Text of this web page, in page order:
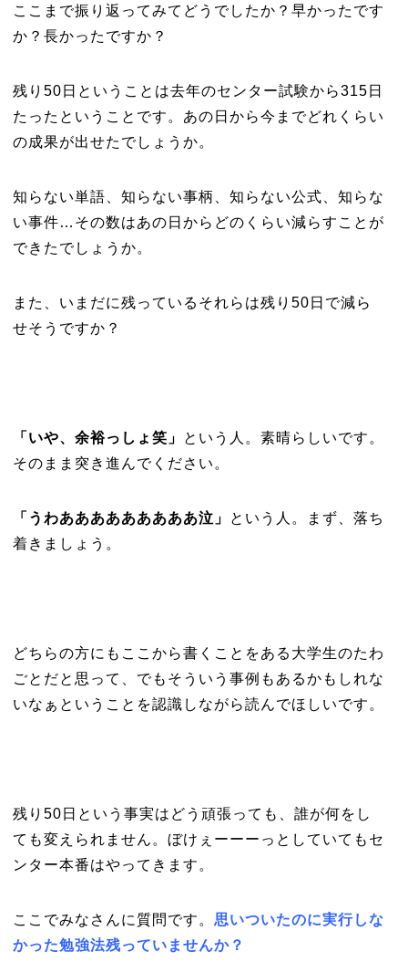
ここまで振り返ってみてどうでしたか？早かったです
か？長かったですか？
残り50日ということは去年のセンター試験から315日
たったということです。あの日から今までどれくらい
の成果が出せたでしょうか。
知らない単語、知らない事柄、知らない公式、知らな
い事件…その数はあの日からどのくらい減らすことが
できたでしょうか。
また、いまだに残っているそれらは残り50日で減ら
せそうですか？
「いや、余裕っしょ笑」
という人。素晴らしいです。
そのまま突き進んでください。
「うわあああああああああ泣」
という人。まず、落ち
着きましょう。
どちらの方にもここから書くことをある大学生のたわ
ごとだと思って、でもそういう事例もあるかもしれな
いなぁということを認識しながら読んでほしいです。
残り50日という事実はどう頑張っても、誰が何をし
ても変えられません。ぼけぇーーーっとしていてもセ
ンター本番はやってきます。
ここでみなさんに質問です。 思いついたのに実行しな
かった勉強法残っていませんか？